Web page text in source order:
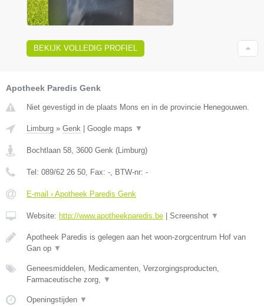
BEKIJK VOLLEDIG PROFIEL
Apotheek Paredis Genk
Niet gevestigd in de plaats Mons en in de provincie Henegouwen.
Limburg » Genk | Google maps ▼
Bochtlaan 58 3600 Genk (Limburg)
Tel: 089/62 26 50 , Fax: - , BTW-nr: -
E-mail › Apotheek Paredis Genk
Website: http://www.apotheekparedis.be | Screenshot ▼
Apotheek Paredis is gelegen aan het woon-zorgcentrum Hof van
Gan op ▼
Geneesmiddelen, Medicamenten, Verzorgingsproducten,
Farmaceutische zorg,
▼
Openingstijden ▼